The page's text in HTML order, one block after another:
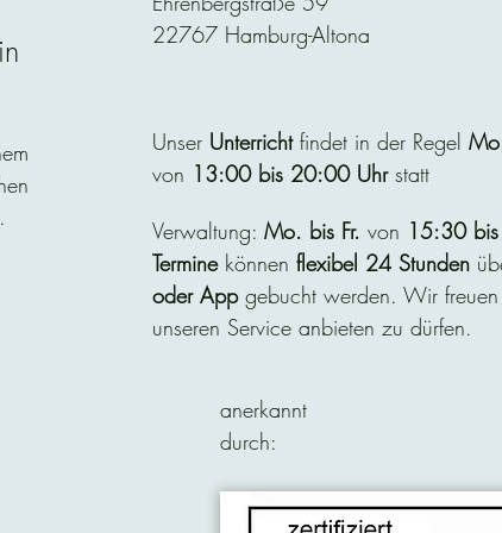
22767 Hamburg-Altona
Unser Unterrichtfindet in der Regel
von 13:00 bis 20:00 Uhrstatt
Verwaltung: Mo. bis Fr. von 15:30
Terminekönnen flexibel 24 Stunden
oder Appgebucht werden. Wir freuen
unseren Service anbieten zu dürfen.
anerkannt
durch: